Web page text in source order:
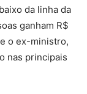
da linha da
ganham R$
o ex-ministro,
nas principais